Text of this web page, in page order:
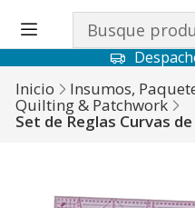
Inicio Insumos,
Quilting & Patchwork
Set de Reglas Curvas